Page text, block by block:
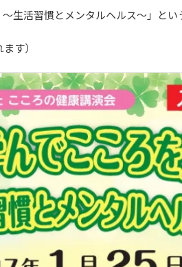
生活習慣とメンタルヘルス～」とい
す）